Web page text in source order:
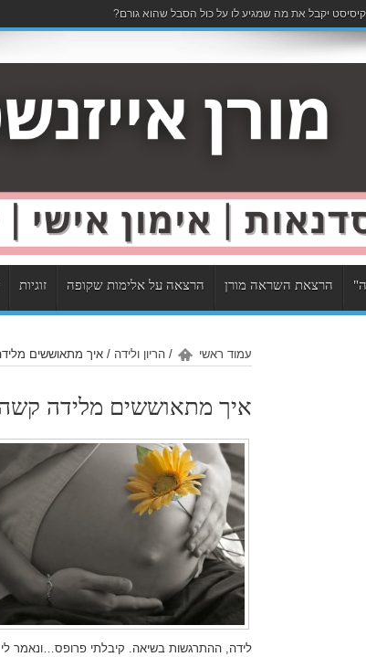
יקבל את מה שמגיע לו על כול הסבל שהוא גורם?
הרצאת השראה מורן הרצאה על אלימות שקופה זוגיות
עמוד ראשי /הריון ולידה /איך מתאוששים
איך מתאוששים מלידה קשה
לידה, ההתרגשות בשיאה. קיבלתי פרופס…ונאמר